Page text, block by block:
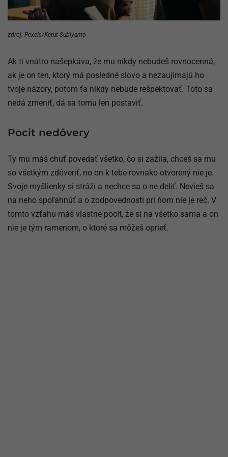
zdroj: Pexels/Ketut Subiyanto
Ak ti vnútro našepkáva, že mu nikdy nebudeš rovnocenná,
ak je on ten, ktorý má posledné slovo a nezaujímajú ho
tvoje názory, potom ťa nikdy nebude rešpektovať. Toto sa
nedá zmeniť, dá sa tomu len postaviť.
Pocit nedôvery
Ty mu máš chuť povedať všetko, čo si zažila, chceš sa mu
so všetkým zdôveriť, no on k tebe rovnako otvorený nie je.
Svoje myšlienky si stráži a nechce sa o ne deliť. Nevieš sa
na neho spoľahnúť a o zodpovednosti pri ňom nie je reč. V
tomto vzťahu máš vlastne pocit, že si na všetko sama a on
nie je tým ramenom, o ktoré sa môžeš oprieť.